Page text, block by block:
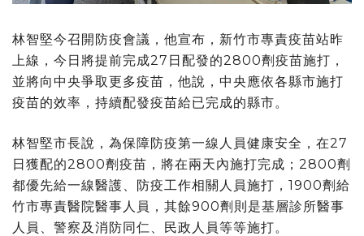
林智堅今召開防疫會議，他宣布，新竹市專責疫苗站昨
上線，今日將提前完成27日配發的2800劑疫苗施打，
並將向中央爭取更多疫苗，他說，中央應依各縣市施打
疫苗的效率，持續配發疫苗給已完成的縣市。
林智堅市長說，為保障防疫第一線人員健康安全，在27
日獲配的2800劑疫苗，將在兩天內施打完成；2800劑
都優先給一線醫護、防疫工作相關人員施打，1900劑給
竹市專責醫院醫事人員，其餘900劑則是基層診所醫事
人員、警察及消防同仁、民政人員等等施打。